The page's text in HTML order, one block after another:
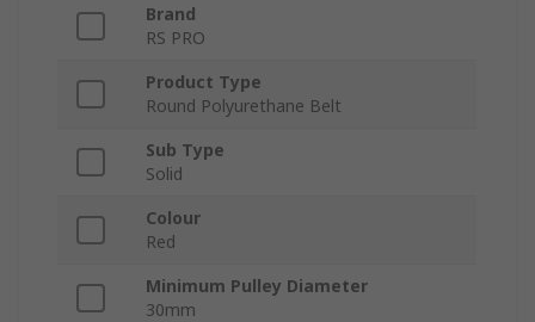
Brand
RS PRO
Product Type
Round Polyurethane Belt
Sub Type
Solid
Colour
Red
Minimum Pulley Diameter
30mm